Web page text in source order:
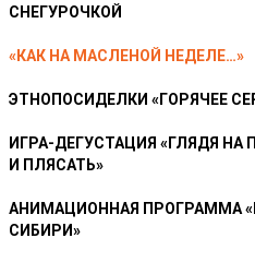
СНЕГУРОЧКОЙ
«КАК НА МАСЛЕНОЙ НЕДЕЛЕ…»
ЭТНОПОСИДЕЛКИ «ГОРЯЧЕЕ
ИГРА-ДЕГУСТАЦИЯ «ГЛЯДЯ НА
И ПЛЯСАТЬ»
АНИМАЦИОННАЯ ПРОГРАММА
СИБИРИ»